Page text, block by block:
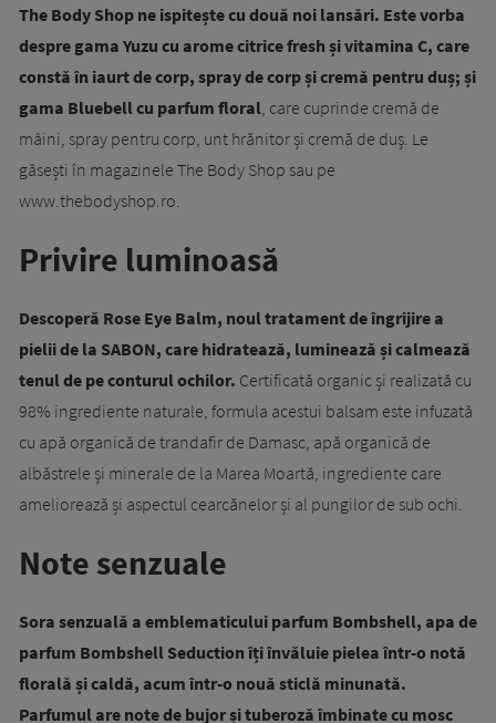
The Body Shop ne ispitește cu două noi lansări. Este vorba
despre gama Yuzu cu arome citrice fresh și vitamina C, care
constă în iaurt de corp, spray de corp și cremă pentru duș; și
gama Bluebell cu parfum floral , care cuprinde cremă de
mâini, spray pentru corp, unt hrănitor și cremă de duș. Le
găsești în magazinele The Body Shop sau pe
www.thebodyshop.ro.
Privire luminoasă
Descoperă Rose Eye Balm, noul tratament de îngrijire a
pielii de la SABON, care hidratează, luminează și calmează
tenul de pe conturul ochilor. Certificată organic și realizată cu
98% ingrediente naturale, formula acestui balsam este infuzată
cu apă organică de trandafir de Damasc, apă organică de
albăstrele și minerale de la Marea Moartă, ingrediente care
ameliorează și aspectul cearcănelor și al pungilor de sub ochi.
Note senzuale
Sora senzuală a emblematicului parfum Bombshell, apa de
parfum Bombshell Seduction îți învăluie pielea într-o notă
florală și caldă, acum într-o nouă sticlă minunată.
Parfumul are note de bujor și tuberoză îmbinate cu mosc